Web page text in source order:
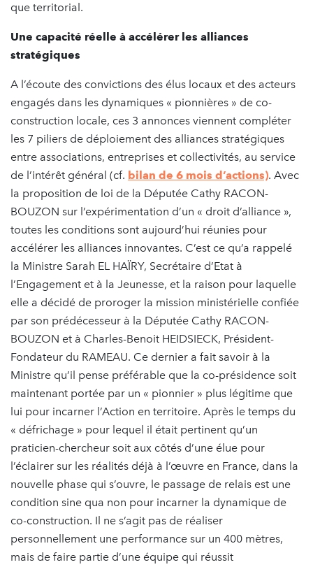
que territorial.
Une capacité réelle à accélérer les alliances
stratégiques
A l’écoute des convictions des élus locaux et des acteurs
engagés dans les dynamiques « pionnières » de co-
construction locale, ces 3 annonces viennent compléter
les 7 piliers de déploiement des alliances stratégiques
entre associations, entreprises et collectivités, au service
de l’intérêt général (cf. bilan de 6 mois d’actions). Avec
la proposition de loi de la Députée Cathy RACON-
BOUZON sur l’expérimentation d’un « droit d’alliance »,
toutes les conditions sont aujourd’hui réunies pour
accélérer les alliances innovantes. C’est ce qu’a rappelé
la Ministre Sarah EL HAÏRY, Secrétaire d’Etat à
l’Engagement et à la Jeunesse, et la raison pour laquelle
elle a décidé de proroger la mission ministérielle confiée
par son prédécesseur à la Députée Cathy RACON-
BOUZON et à Charles-Benoit HEIDSIECK, Président-
Fondateur du RAMEAU. Ce dernier a fait savoir à la
Ministre qu’il pense préférable que la co-présidence soit
maintenant portée par un « pionnier » plus légitime que
lui pour incarner l’Action en territoire. Après le temps du
« défrichage » pour lequel il était pertinent qu’un
praticien-chercheur soit aux côtés d’une élue pour
l’éclairer sur les réalités déjà à l’œuvre en France, dans la
nouvelle phase qui s’ouvre, le passage de relais est une
condition sine qua non pour incarner la dynamique de
co-construction. Il ne s’agit pas de réaliser
personnellement une performance sur un 400 mètres,
mais de faire partie d’une équipe qui réussit